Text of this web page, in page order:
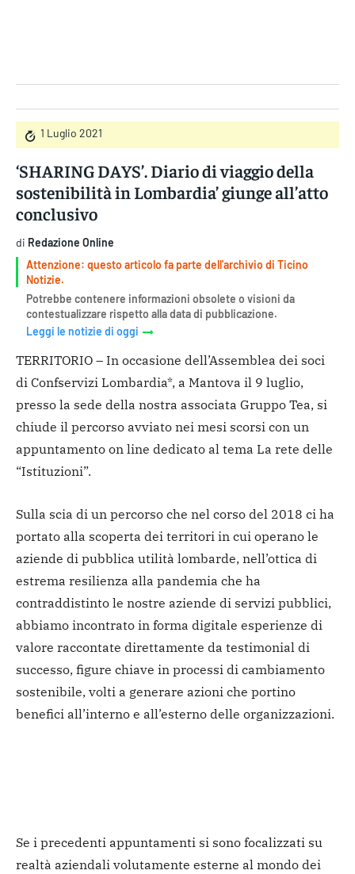
1 Luglio 2021
‘SHARING DAYS’. Diario di viaggio della
sostenibilità in Lombardia’ giunge all’atto
conclusivo
di Redazione Online
Attenzione: questo articolo fa parte dell'archivio di Ticino
Notizie.
Potrebbe contenere informazioni obsolete o visioni da
contestualizzare rispetto alla data di pubblicazione.
Leggi le notizie di oggi
TERRITORIO – In occasione dell’Assemblea dei soci
di Confservizi Lombardia*, a Mantova il 9 luglio,
presso la sede della nostra associata Gruppo Tea, si
chiude il percorso avviato nei mesi scorsi con un
appuntamento on line dedicato al tema La rete delle
“Istituzioni”.
Sulla scia di un percorso che nel corso del 2018 ci ha
portato alla scoperta dei territori in cui operano le
aziende di pubblica utilità lombarde, nell’ottica di
estrema resilienza alla pandemia che ha
contraddistinto le nostre aziende di servizi pubblici,
abbiamo incontrato in forma digitale esperienze di
valore raccontate direttamente da testimonial di
successo, figure chiave in processi di cambiamento
sostenibile, volti a generare azioni che portino
benefici all’interno e all’esterno delle organizzazioni.
Se i precedenti appuntamenti si sono focalizzati su
realtà aziendali volutamente esterne al mondo dei